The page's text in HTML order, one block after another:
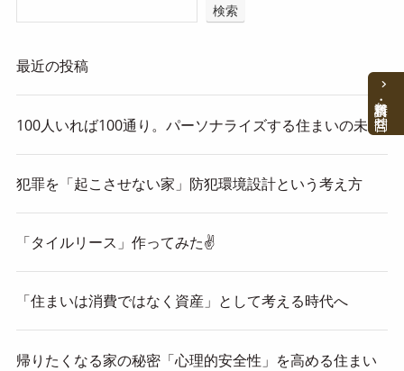
検索
最近の投稿
100人いれば100通り。パーソナライズする住まいの未来
犯罪を「起こさせない家」防犯環境設計という考え方
「タイルリース」作ってみた✌
「住まいは消費ではなく資産」として考える時代へ
帰りたくなる家の秘密「心理的安全性」を高める住まい
資料請求・お問合せ